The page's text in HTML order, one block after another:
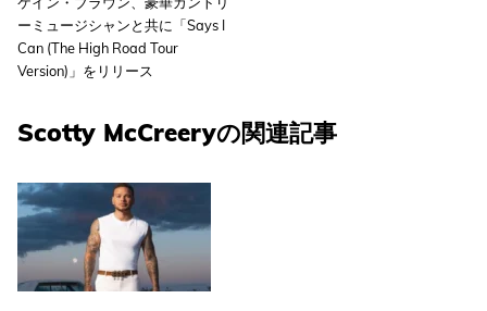
ーミュージシャンと共に「Says I
Can (The High Road Tour
Version)」をリリース
Scotty McCreeryの関連記事